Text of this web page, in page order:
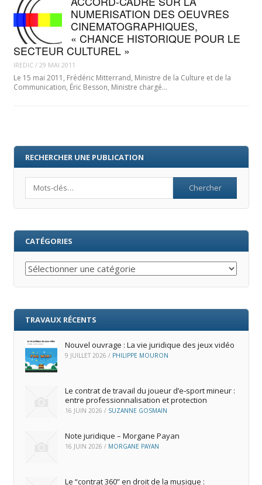
NUMERISATION DES OEUVRES
CINEMATOGRAPHIQUES,
« CHANCE HISTORIQUE POUR LE
SECTEUR CULTUREL »
IREDIC/ 29 MAI 2011
Le 15 mai 2011, Frédéric Mitterrand, Ministre de la Culture et de la
Communication, Éric Besson, Ministre chargé…
RECHERCHER UNE PUBLICATION
CATÉGORIES
Catégories
TRAVAUX RÉCENTS
Nouvel ouvrage : La vie juridique des jeux vidéo
9 JUILLET 2026 / PHILIPPE MOURON
Le contrat de travail du joueur d’e‑sport mineur :
entre professionnalisation et protection
16 JUIN 2026 / SUZANNE GOSMAIN
Note juridique – Morgane Payan
16 JUIN 2026 / MORGANE PAYAN
Le “contrat 360” en droit de la musique :